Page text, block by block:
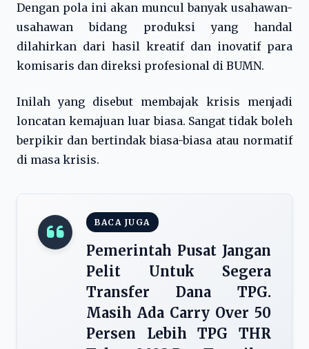
Dengan pola ini akan muncul banyak usahawan-
usahawan bidang produksi yang handal
dilahirkan dari hasil kreatif dan inovatif para
komisaris dan direksi profesional di BUMN.
Inilah yang disebut membajak krisis menjadi
loncatan kemajuan luar biasa. Sangat tidak boleh
berpikir dan bertindak biasa-biasa atau normatif
di masa krisis.
BACA JUGA
Pemerintah Pusat Jangan
Pelit Untuk Segera
Transfer Dana TPG.
Masih Ada Carry Over 50
Persen Lebih TPG THR